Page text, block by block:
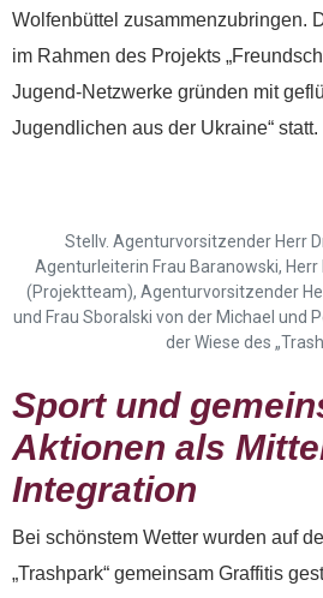
Wolfenbüttel zusammenzubringen.
im Rahmen des Projekts
Jugend-Netzwerke gründen mit
Jugendlichen aus der Ukraine“ statt.
Stellv. Agenturvorsitzender Herr
Agenturleiterin Frau Baranowski,
(Projektteam), Agenturvorsitzender
und Frau Sboralski von der Michael und
der Wiese des
Sport und
Aktionen als
Integration
Bei schönstem Wetter wurden auf
„Trashpark“ gemeinsam Graffitis